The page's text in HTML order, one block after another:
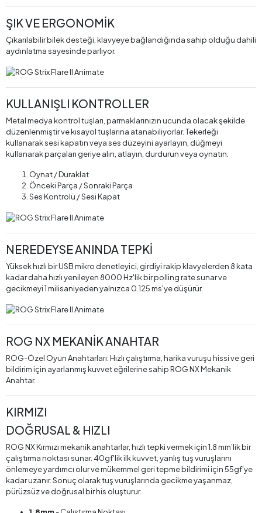
ŞIK VE ERGONOMİK
Çıkarılabilir bilek desteği, klavyeye bağlandığında sahip olduğu dahili
aydınlatma sayesinde parlıyor.
KULLANIŞLI KONTROLLER
Metal medya kontrol tuşları, parmaklarınızın ucunda olacak şekilde
düzenlenmiştir ve kısayol tuşlarına atanabiliyorlar. Tekerleği
kullanarak sesi kapatın veya ses düzeyini ayarlayın, düğmeyi
kullanarak parçaları geriye alın, atlayın, durdurun veya oynatın.
Oynat / Duraklat
Önceki Parça / Sonraki Parça
Ses Kontrolü / Sesi Kapat
NEREDEYSE ANINDA TEPKİ
Yüksek hızlı bir USB mikro denetleyici, girdiyi rakip klavyelerden 8 kata
kadar daha hızlı yenileyen 8000 Hz'lik bir polling rate sunar ve
gecikmeyi 1 milisaniyeden yalnızca 0.125 ms'ye düşürür.
ROG NX MEKANİK ANAHTAR
ROG-Özel Oyun Anahtarları: Hızlı çalıştırma, harika vuruşu hissi ve geri
bildirim için ayarlanmış kuvvet eğrilerine sahip ROG NX Mekanik
Anahtar.
KIRMIZI
DOĞRUSAL & HIZLI
ROG NX Kırmızı mekanik anahtarlar, hızlı tepki vermek için 1.8 mm’lik bir
çalıştırma noktası sunar. 40gf'lik ilk kuvvet, yanlış tuş vuruşlarını
önlemeye yardımcı olur ve mükemmel geri tepme bildirimi için 55gf'ye
kadar uzanır. Sonuç olarak tuş vuruşlarında gecikme yaşanmaz,
pürüzsüz ve doğrusal bir his oluşturur.